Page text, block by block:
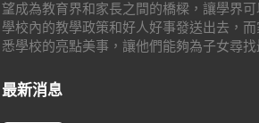
望成為教育界和家長之間的橋樑，讓學界
學校內的教學政策和好人好事發送出去，
悉學校的亮點美事，讓他們能夠為子女尋
最新消息